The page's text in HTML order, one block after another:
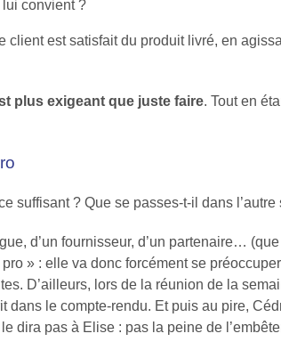
lui convient ?
client est satisfait du produit livré, en
plus exigeant que juste faire. Tout en
suffisant ? Que se passes-t-il dans l’autre
d’un fournisseur, d’un partenaire…
» : elle va donc forcément se
D’ailleurs, lors de la réunion de la
dans le compte-rendu. Et puis au pire,
dira pas à Elise : pas la peine de